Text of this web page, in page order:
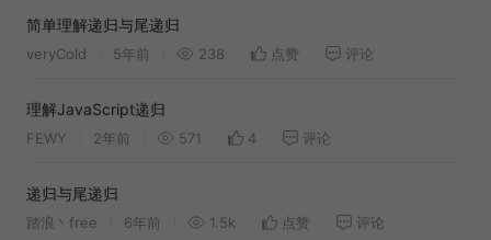
简单理解递归与尾递归
veryCold 5年前 238 点赞 评论
理解JavaScript递归
FEWY 2年前 571 4 评论
递归与尾递归
踏浪丶free 6年前 1.5k 点赞 评论